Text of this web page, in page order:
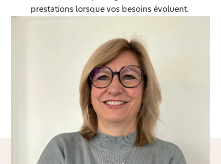
prestations lorsque vos besoins évoluent.